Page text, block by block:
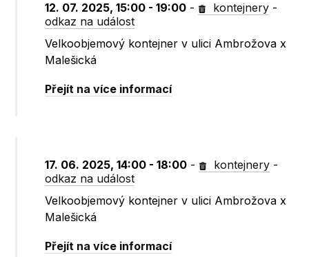
12. 07. 2025, 15:00 - 19:00 - kontejnery -
odkaz na událost
Velkoobjemový kontejner v ulici Ambrožova x
Malešická
Přejít na více informací
17. 06. 2025, 14:00 - 18:00 - kontejnery -
odkaz na událost
Velkoobjemový kontejner v ulici Ambrožova x
Malešická
Přejít na více informací